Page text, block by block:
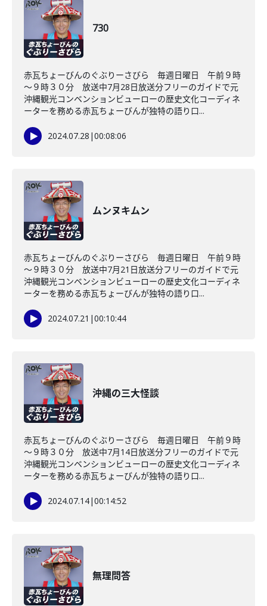
730
赤瓦ちょーびんのぐぶりーさびら 毎週日曜日 午前９時
～９時３０分 放送中7月28日放送分フリーのガイドで元
沖縄観光コンベンションビューローの歴史文化コーディネ
ーターを務める赤瓦ちょーびんが独特の語り口...
2024.07.28 |00:08:06
ムンヌキムン
赤瓦ちょーびんのぐぶりーさびら 毎週日曜日 午前９時
～９時３０分 放送中7月21日放送分フリーのガイドで元
沖縄観光コンベンションビューローの歴史文化コーディネ
ーターを務める赤瓦ちょーびんが独特の語り口...
2024.07.21 |00:10:44
沖縄の三大怪談
赤瓦ちょーびんのぐぶりーさびら 毎週日曜日 午前９時
～９時３０分 放送中7月14日放送分フリーのガイドで元
沖縄観光コンベンションビューローの歴史文化コーディネ
ーターを務める赤瓦ちょーびんが独特の語り口...
2024.07.14|00:14:52
無理問答